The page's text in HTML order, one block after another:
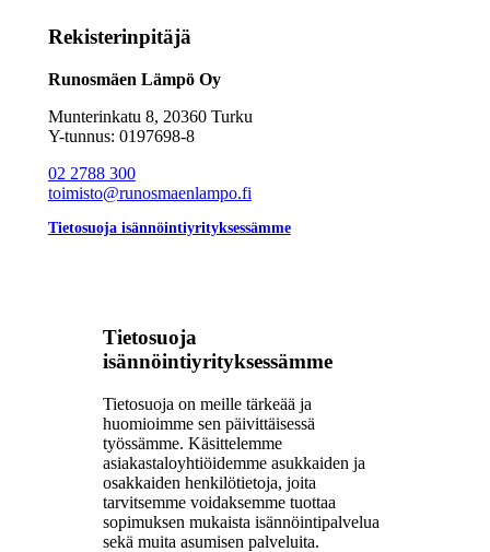
Rekisterinpitäjä
Runosmäen Lämpö Oy
Munterinkatu 8, 20360 Turku
Y-tunnus: 0197698-8
02 2788 300
toimisto@runosmaenlampo.fi
Tietosuoja isännöintiyrityksessämme
Tietosuoja
isännöintiyrityksessämme
Tietosuoja on meille tärkeää ja
huomioimme sen päivittäisessä
työssämme. Käsittelemme
asiakastaloyhtiöidemme asukkaiden ja
osakkaiden henkilötietoja, joita
tarvitsemme voidaksemme tuottaa
sopimuksen mukaista isännöintipalvelua
sekä muita asumisen palveluita.